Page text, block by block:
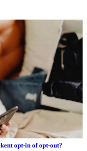
opt-in of opt-out?